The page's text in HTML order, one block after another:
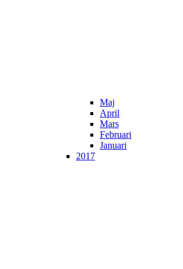
Maj
April
Mars
Februari
Januari
2017